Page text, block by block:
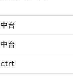
中台
中台
ctrt